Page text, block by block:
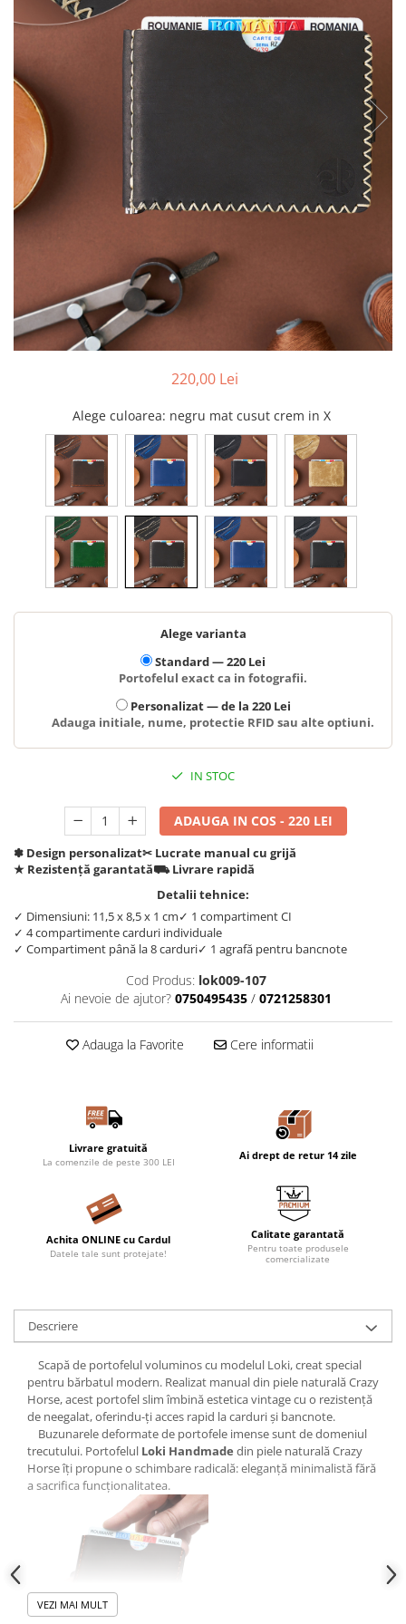
220,00 Lei
Alege culoarea: negru mat cusut crem in X
Alege varianta
Standard —220 Lei
Portofelul exact ca in fotografii.
Personalizat —de la 220 Lei
Adauga initiale, nume, protectie RFID sau alte optiuni.
IN STOC
ADAUGA IN COS - 220 LEI
✽ Design personalizat✂︎ Lucrate manual cu grijă
★ Rezistență garantată⛟ Livrare rapidă
Detalii tehnice:
✓ Dimensiuni: 11,5 x 8,5 x 1 cm✓ 1 compartiment CI
✓ 4 compartimente carduri individuale
✓ Compartiment până la 8 carduri✓ 1 agrafă pentru bancnote
Cod Produs: lok009-107
Ai nevoie de ajutor? 0750495435 / 0721258301
Adauga la Favorite Cere informatii
Livrare gratuită
La comenzile de peste 300 LEI
Ai drept de retur 14 zile
Achita ONLINE cu Cardul
Datele tale sunt protejate!
Calitate garantată
Pentru toate produsele
comercializate
Descriere
Scapă de portofelul voluminos cu modelul Loki, creat special
pentru bărbatul modern. Realizat manual din piele naturală Crazy
Horse, acest portofel slim îmbină estetica vintage cu o rezistență
de neegalat, oferindu-ți acces rapid la carduri și bancnote.
Buzunarele deformate de portofele imense sunt de domeniul
trecutului. Portofelul Loki Handmade din piele naturală Crazy
Horse îți propune o schimbare radicală: eleganță minimalistă fără
a sacrifica funcționalitatea.
VEZI MAI MULT